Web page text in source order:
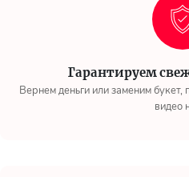
Гарантируем
Вернем деньги или заменим
видео